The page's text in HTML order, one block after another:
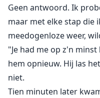
Geen antwoord. Ik
maar met elke stap die
meedogenloze weer,
"Je had me op z'n
hem opnieuw. Hij las
niet.
Tien minuten later